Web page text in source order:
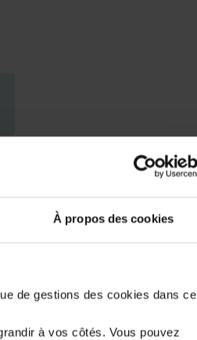
À propos des cookies
de gestions des cookies dans ce
à vos côtés. Vous pouvez